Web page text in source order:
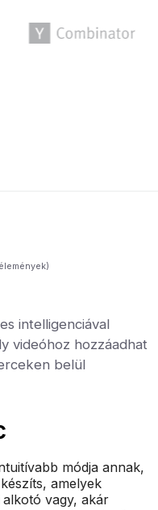
intelligenciával
videóhoz hozzáadhat
belül
módja annak,
amelyek
vagy, akár